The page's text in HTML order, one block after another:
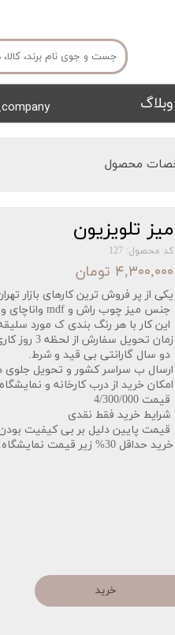
وبلاگ
محصول
میز تلویزیون
کد محصول: 127
۴,۳۰۰,۰۰۰ تومان
یکی از پر فروش ترین کارهای بازار
جنس میز چوب راش و mdf واناچای و رنگ پلی یورتان.
این کار با هر رنگ بندی ک مورد
زمان تحویل سفارش از لحظه 3 روز کاری میباشد.
دو سال گارانتی بی قید و شرط.
ارسال ب سراسر کشور و تحویل
امکان خرید از درب کارخانه و
قیمت 4/300/000
شرایط خرید فقط نقدی
قیمت پایین دلیل بر بی کیفیت
خرید حداقل 30% زیر قیمت نمایشگاه.
خرید